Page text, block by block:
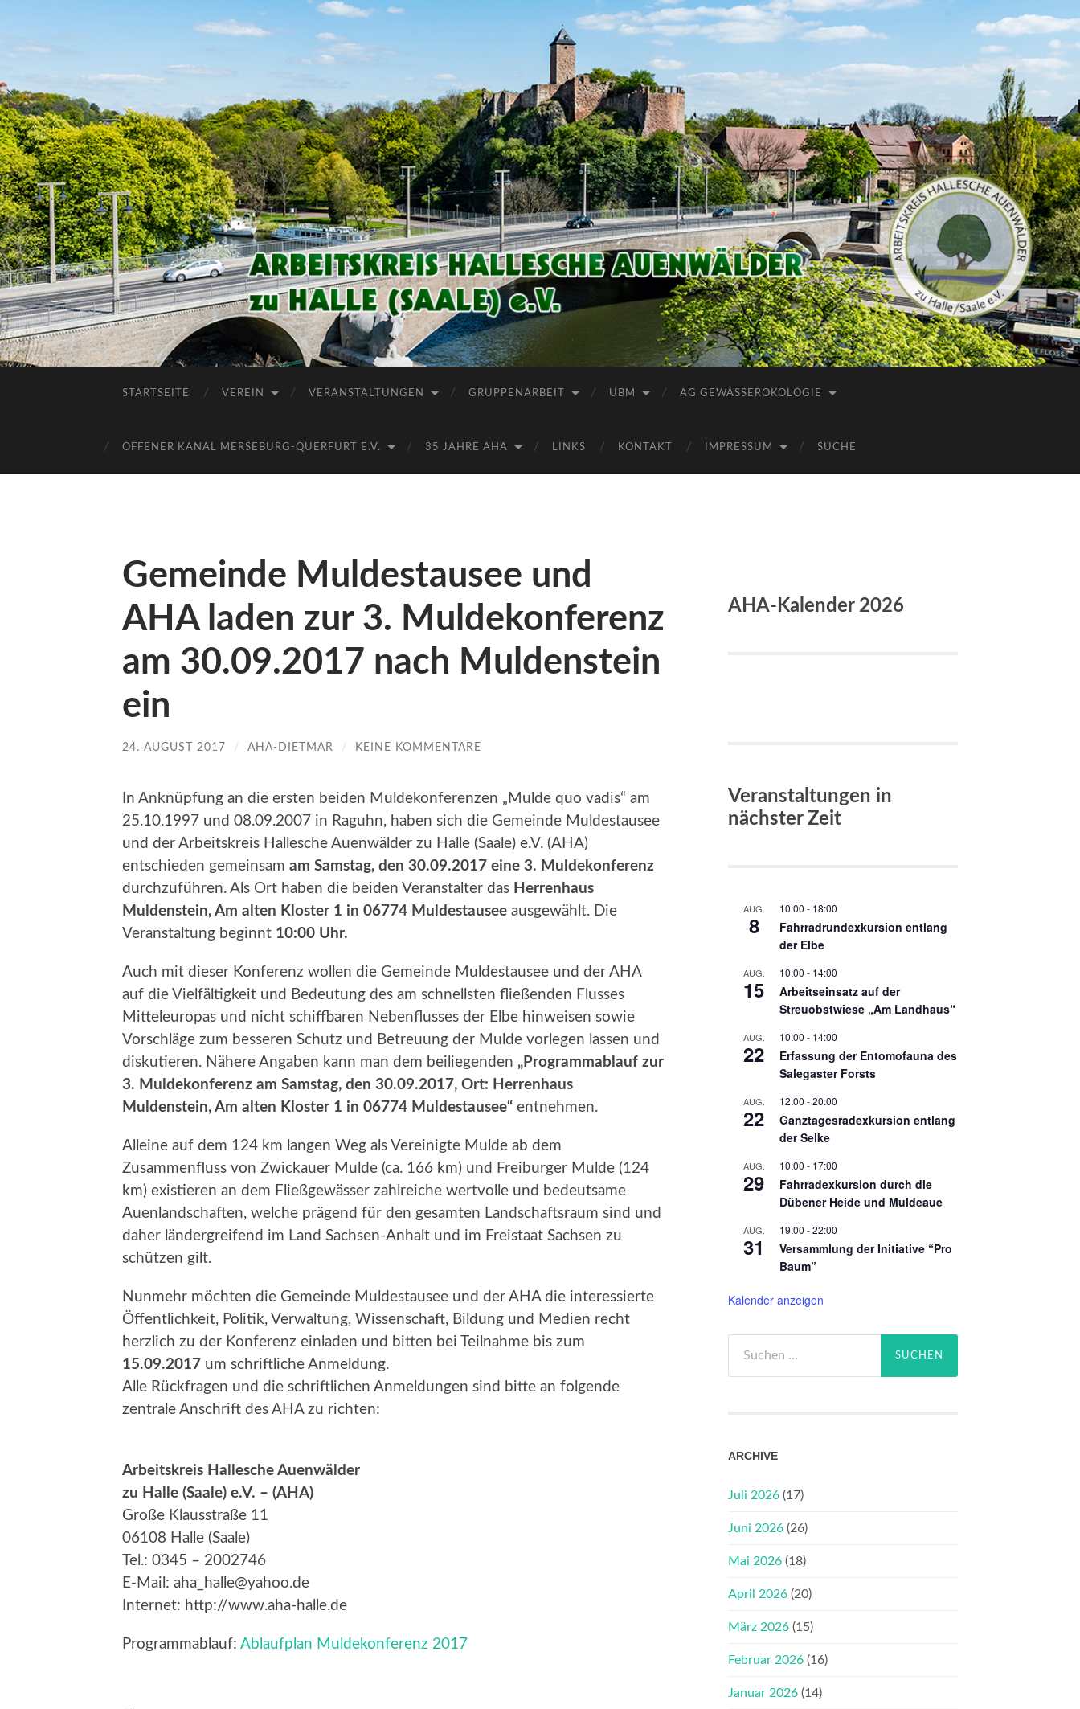
Arbeitskreis
Hallesche
Auenwälder
zu
Halle
e.V.
STARTSEITE VEREIN VERANSTALTUNGEN GRUPPENARBEIT UBM AG GEWÄSSERÖKOLOGIE
OFFENER KANAL MERSEBURG-QUERFURT E.V. 35 JAHRE AHA LINKS KONTAKT IMPRESSUM SUCHE
Gemeinde Muldestausee und
AHA laden zur 3. Muldekonferenz
am 30.09.2017 nach Muldenstein
ein
24. AUGUST 2017 / AHA-DIETMAR / KEINE KOMMENTARE
In Anknüpfung an die ersten beiden Muldekonferenzen „Mulde quo vadis“ am
25.10.1997 und 08.09.2007 in Raguhn, haben sich die Gemeinde Muldestausee
und der Arbeitskreis Hallesche Auenwälder zu Halle (Saale) e.V. (AHA)
entschieden gemeinsam am Samstag, den 30.09.2017 eine 3. Muldekonferenz
durchzuführen. Als Ort haben die beiden Veranstalter das Herrenhaus
Muldenstein, Am alten Kloster 1 in 06774 Muldestausee ausgewählt. Die
Veranstaltung beginnt 10:00 Uhr.
Auch mit dieser Konferenz wollen die Gemeinde Muldestausee und der AHA
auf die Vielfältigkeit und Bedeutung des am schnellsten fließenden Flusses
Mitteleuropas und nicht schiffbaren Nebenflusses der Elbe hinweisen sowie
Vorschläge zum besseren Schutz und Betreuung der Mulde vorlegen lassen und
diskutieren. Nähere Angaben kann man dem beiliegenden „Programmablauf zur
3. Muldekonferenz am Samstag, den 30.09.2017, Ort: Herrenhaus
Muldenstein, Am alten Kloster 1 in 06774 Muldestausee“ entnehmen.
Alleine auf dem 124 km langen Weg als Vereinigte Mulde ab dem
Zusammenfluss von Zwickauer Mulde (ca. 166 km) und Freiburger Mulde (124
km) existieren an dem Fließgewässer zahlreiche wertvolle und bedeutsame
Auenlandschaften, welche prägend für den gesamten Landschaftsraum sind und
daher ländergreifend im Land Sachsen-Anhalt und im Freistaat Sachsen zu
schützen gilt.
Nunmehr möchten die Gemeinde Muldestausee und der AHA die interessierte
Öffentlichkeit, Politik, Verwaltung, Wissenschaft, Bildung und Medien recht
herzlich zu der Konferenz einladen und bitten bei Teilnahme bis zum
15.09.2017 um schriftliche Anmeldung.
Alle Rückfragen und die schriftlichen Anmeldungen sind bitte an folgende
zentrale Anschrift des AHA zu richten:
Arbeitskreis Hallesche Auenwälder
zu Halle (Saale) e.V. – (AHA)
Große Klausstraße 11
06108 Halle (Saale)
Tel.: 0345 – 2002746
E-Mail: aha_halle@yahoo.de
Internet: http://www.aha-halle.de
Programmablauf: Ablaufplan Muldekonferenz 2017
AHA-Kalender 2026
Veranstaltungen in
nächster Zeit
AUG.
8
10:00 - 18:00
Fahrradrundexkursion entlang
der Elbe
AUG.
15
10:00 - 14:00
Arbeitseinsatz auf der
Streuobstwiese „Am Landhaus“
AUG.
22
10:00 - 14:00
Erfassung der Entomofauna des
Salegaster Forsts
AUG.
22
12:00 -20:00
Ganztagesradexkursion entlang
der Selke
AUG.
29
10:00 - 17:00
Fahrradexkursion durch die
Dübener Heide und Muldeaue
AUG.
31
19:00 -22:00
Versammlung der Initiative “Pro
Baum”
Kalender anzeigen
nach:
ARCHIVE
Juli 2026 (17)
Juni 2026 (26)
Mai 2026 (18)
April 2026 (20)
März 2026 (15)
Februar 2026 (16)
Januar 2026 (14)